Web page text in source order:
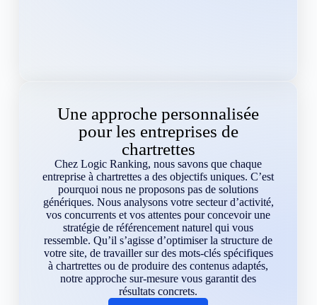
Une approche personnalisée
pour les entreprises de
chartrettes
Chez Logic Ranking, nous savons que chaque
entreprise à chartrettes a des objectifs uniques. C’est
pourquoi nous ne proposons pas de solutions
génériques. Nous analysons votre secteur d’activité,
vos concurrents et vos attentes pour concevoir une
stratégie de référencement naturel qui vous
ressemble. Qu’il s’agisse d’optimiser la structure de
votre site, de travailler sur des mots-clés spécifiques
à chartrettes ou de produire des contenus adaptés,
notre approche sur-mesure vous garantit des
résultats concrets.